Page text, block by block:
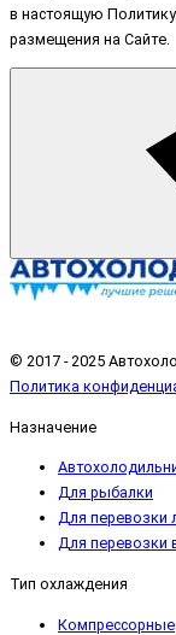
в настоящую
размещения на Сайте.
© 2017 - 2025
Политика
Назначение
Для рыбалки
Для перевозки
Для перевозки
Тип охлаждения
Компрессорные